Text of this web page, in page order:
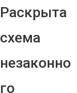
Раскрыта
схема
незаконно
го